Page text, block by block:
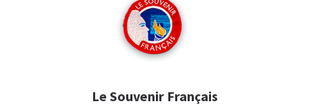
Le Souvenir Français